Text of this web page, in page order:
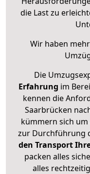
die Last zu
Wir haben
Die
Erfahrung im
kennen die
Saarbrücken
kümmern sich um
zur Durchführung
den Transport
packen alles
alles